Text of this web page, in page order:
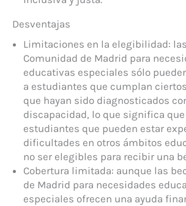
Desventajas
Limitaciones en la elegibilidad:
Comunidad de Madrid para
educativas especiales sólo
a estudiantes que cumplan
que hayan sido diagnosticados
discapacidad, lo que significa
estudiantes que pueden estar
dificultades en otros ámbitos
no ser elegibles para recibir una
Cobertura limitada: aunque las
de Madrid para necesidades
especiales ofrecen una ayuda